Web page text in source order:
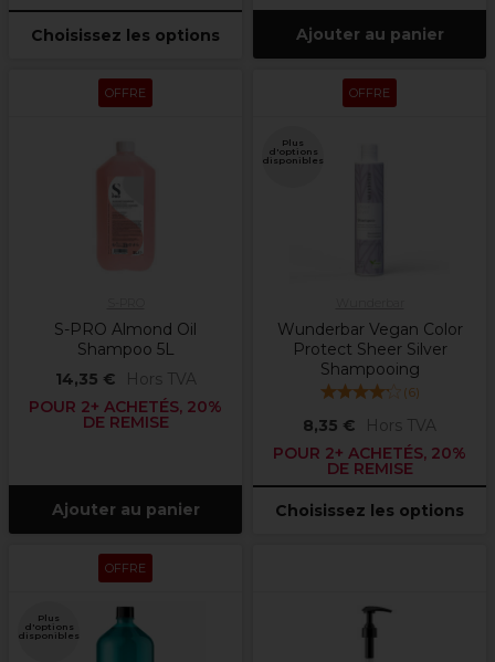
Choisissez les options Ajouter au panier
OFFRE
S-PRO Almond Oil
Shampoo 5L
14,35 €
Hors TVA
POUR 2+ ACHETÉS, 20%
DE REMISE
Ajouter au panier
OFFRE
Plus
d'options
disponibles
Wunderbar Vegan Color
Protect Sheer Silver
Shampooing
(6)
8,35 €
Hors TVA
POUR 2+ ACHETÉS, 20%
DE REMISE
Choisissez les options
OFFRE
Plus
d'options
disponibles